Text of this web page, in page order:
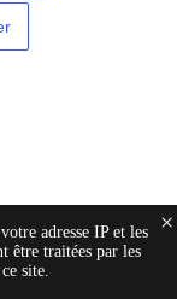
adresse IP et les
être traitées par les
site.
×